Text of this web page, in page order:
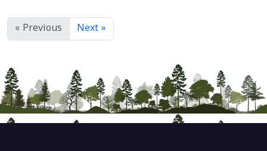
« Previous Next »